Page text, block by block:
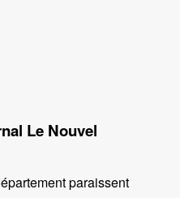
Le Nouvel
paraissent